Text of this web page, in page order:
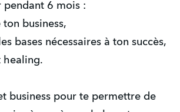
6 mois :
business,
bases nécessaires à ton succès,
healing.
business pour te permettre de